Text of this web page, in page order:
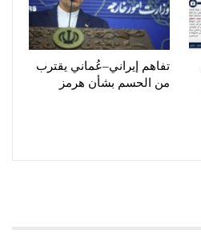
تفاهم إيراني–عُماني يقترب
من الحسم بشأن هرمز